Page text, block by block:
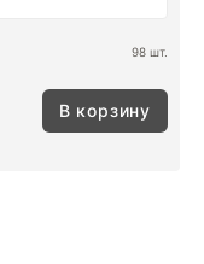
98 шт.
В корзину